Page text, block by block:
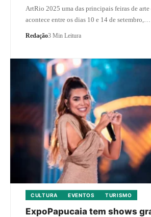
ArtRio 2025 uma das principais feiras de arte
acontece entre os dias 10 e 14 de setembro,…
Redação3 Min Leitura
CULTURA EVENTOS TURISMO
ExpoPapucaia tem shows